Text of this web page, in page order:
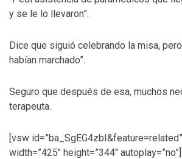
y se le lo llevaron”.
Dice que siguió celebrando la misa,
habían marchado”.
Seguro que después de esa, muchos
terapeuta.
[vsw
width=”425″ height=”344″ autoplay=”no”]